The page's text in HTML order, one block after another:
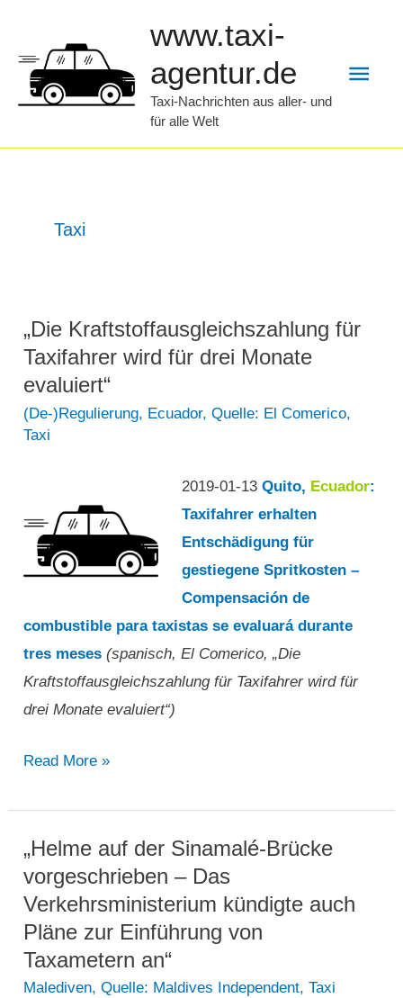
springen
www.taxi-
agentur.de
Taxi-Nachrichten aus aller- und
für alle Welt
Taxi
„Die Kraftstoffausgleichszahlung für
Taxifahrer wird für drei Monate
evaluiert“
(De-)Regulierung, Ecuador,Quelle: El Comerico,
Taxi
2019-01-13 Quito, Ecuador:
Taxifahrer erhalten
Entschädigung für
gestiegene Spritkosten –
Compensación de
combustible para taxistas se evaluará durante
tres meses(spanisch, El Comerico, „Die
Kraftstoffausgleichszahlung für Taxifahrer wird für
drei Monate evaluiert“)
„Die
für
Taxifahrer
wird
für
drei
Monate
evaluiert“
Read More »
„Helme auf der Sinamalé-Brücke
vorgeschrieben – Das
Verkehrsministerium kündigte auch
Pläne zur Einführung von
Taxametern an“
Malediven,Quelle: Maldives Independent,Taxi